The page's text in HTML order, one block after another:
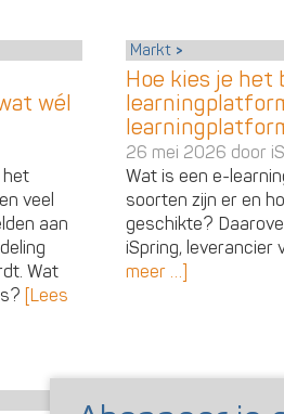
wél
het
veel
aan
Wat
[Lees
Markt
Hoe kies je het
26 mei 2026 door
Wat is een e-
soorten zijn er en
geschikte?
iSpring, leverancier
meer …]